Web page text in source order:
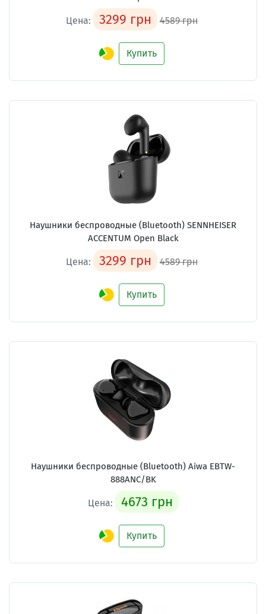
Цена: 3299 грн 4589 грн
Купить
Наушники беспроводные (Bluetooth) SENNHEISER
ACCENTUM Open Black
Цена: 3299 грн 4589 грн
Купить
Наушники беспроводные (Bluetooth) Aiwa EBTW-
888ANC/BK
Цена: 4673 грн
Купить